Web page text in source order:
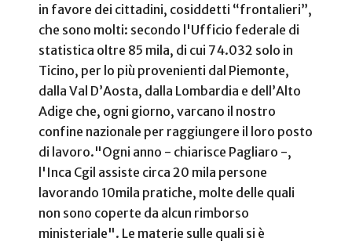
in favore dei cittadini, cosiddetti “frontalieri”,
che sono molti: secondo l'Ufficio federale di
statistica oltre 85 mila, di cui 74.032 solo in
Ticino, per lo più provenienti dal Piemonte,
dalla Val D’Aosta, dalla Lombardia e dell’Alto
Adige che, ogni giorno, varcano il nostro
confine nazionale per raggiungere il loro posto
di lavoro."Ogni anno - chiarisce Pagliaro -,
l'Inca Cgil assiste circa 20 mila persone
lavorando 10mila pratiche, molte delle quali
non sono coperte da alcun rimborso
ministeriale". Le materie sulle quali si è